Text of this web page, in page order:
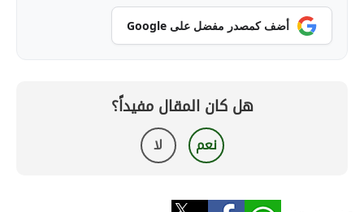
أضف كمصدر مفضل على Google
هل كان المقال مفيداً؟
نعم لا